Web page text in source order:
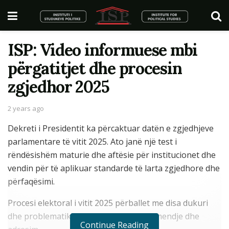
ISP: Video informuese mbi
përgatitjet dhe procesin
zgjedhor 2025
2 years ago
Dekreti i Presidentit ka përcaktuar datën e zgjedhjeve
parlamentare të vitit 2025. Ato janë një test i
rëndësishëm maturie dhe aftësie për institucionet dhe
vendin për të aplikuar standarde të larta zgjedhore dhe
përfaqësimi.
Procesi elektoral i vitit 2025 përballet me disa dukuri
dhe problematika, të cilat meritojnë vëmendje dhe
Continue Reading